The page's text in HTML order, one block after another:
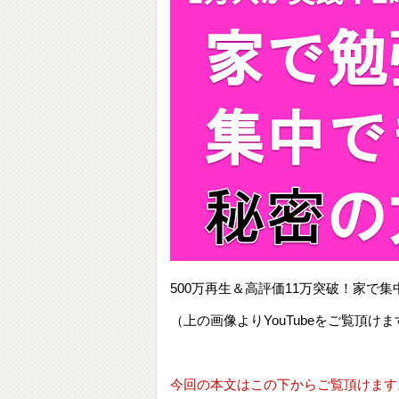
500万再生＆高評価11万突破！家で
（上の画像よりYouTubeをご覧頂けま
今回の本文はこの下からご覧頂けま